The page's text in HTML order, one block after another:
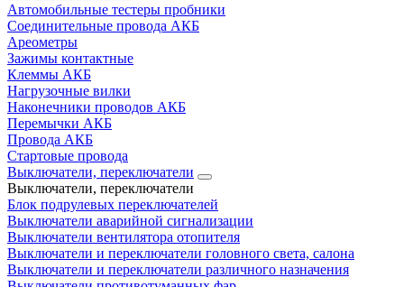
Автомобильные тестеры пробники
Соединительные провода АКБ
Ареометры
Зажимы контактные
Клеммы АКБ
Нагрузочные вилки
Наконечники проводов АКБ
Перемычки АКБ
Провода АКБ
Стартовые провода
Выключатели, переключатели
Выключатели, переключатели
Блок подрулевых переключателей
Выключатели аварийной сигнализации
Выключатели вентилятора отопителя
Выключатели и переключатели головного света, салона
Выключатели и переключатели различного назначения